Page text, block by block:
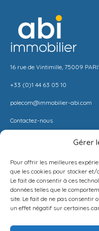
Gérer
Pour offrir les meilleures
que les cookies pour stocker
Le fait de consentir à ces
données telles que le
site. Le fait de ne pas consentir
un effet négatif sur certaines
16 rue de Vintimille, 75009
+33 (0)1 44 63 05 10
polecom@immobilier-abi.com
Contactez-nous
ESTIMER MON LOYER
PROPOSEZ VOTRE